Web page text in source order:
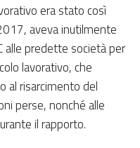
era stato così
aveva inutilmente
alle predette società per
lavorativo, che
al risarcimento del
perse, nonché alle
il rapporto.